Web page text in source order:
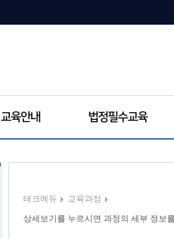
교육안내 법정필수교육
테크에듀
교육과정
상세보기를 누르시면 과정의 세부 정보